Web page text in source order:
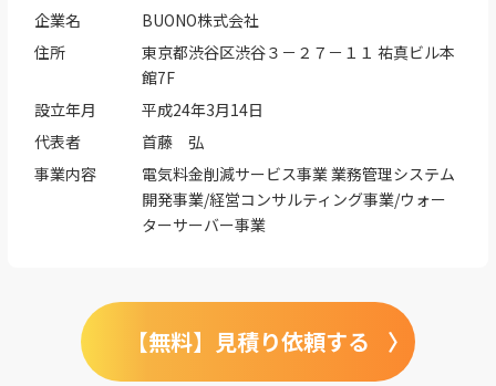
企業名
BUONO株式会社
住所
東京都渋谷区渋谷３－２７－１１ 祐真ビル本
館7F
設立年月
平成24年3月14日
代表者
首藤 弘
事業内容
電気料金削減サービス事業 業務管理システム
開発事業/経営コンサルティング事業/ウォー
ターサーバー事業
【無料】見積り依頼する